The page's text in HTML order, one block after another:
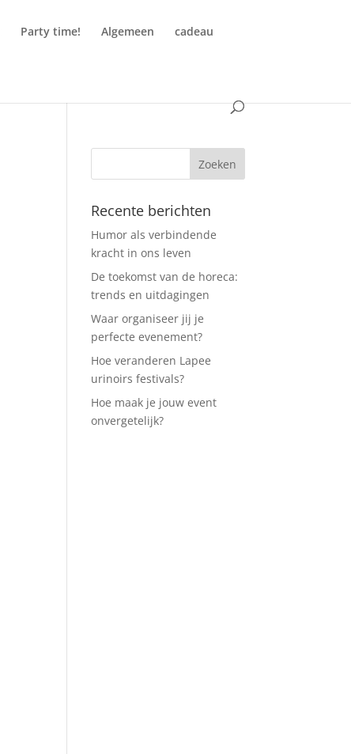
Party time! Algemeen cadeau
Recente berichten
Humor als verbindende
kracht in ons leven
De toekomst van de horeca:
trends en uitdagingen
Waar organiseer jij je
perfecte evenement?
Hoe veranderen Lapee
urinoirs festivals?
Hoe maak je jouw event
onvergetelijk?